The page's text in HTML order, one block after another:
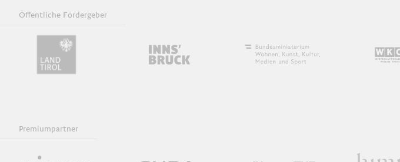
Öffentliche Fördergeber
Premiumpartner